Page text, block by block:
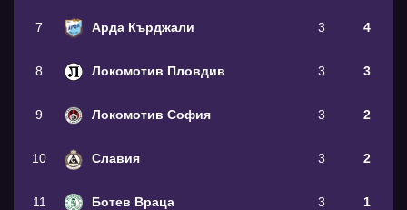
7 Арда Кърджали 3 4
8 Локомотив Пловдив 3 3
9 Локомотив София 3 2
10 Славия 3 2
11 Ботев Враца 3 1